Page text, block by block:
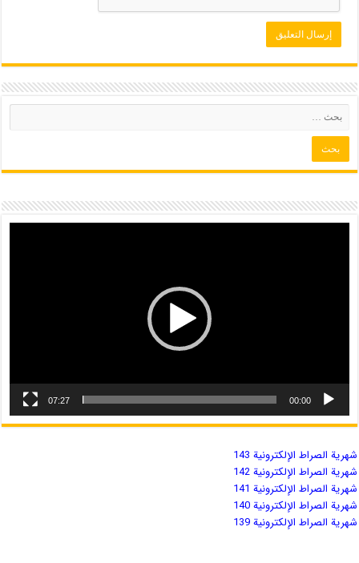
00:00
07:27
شهریة الصراط الإلكترونية 143
شهریة الصراط الإلكترونية 142
شهریة الصراط الإلكترونية 141
شهریة الصراط الإلكترونية 140
شهریة الصراط الإلكترونية 139